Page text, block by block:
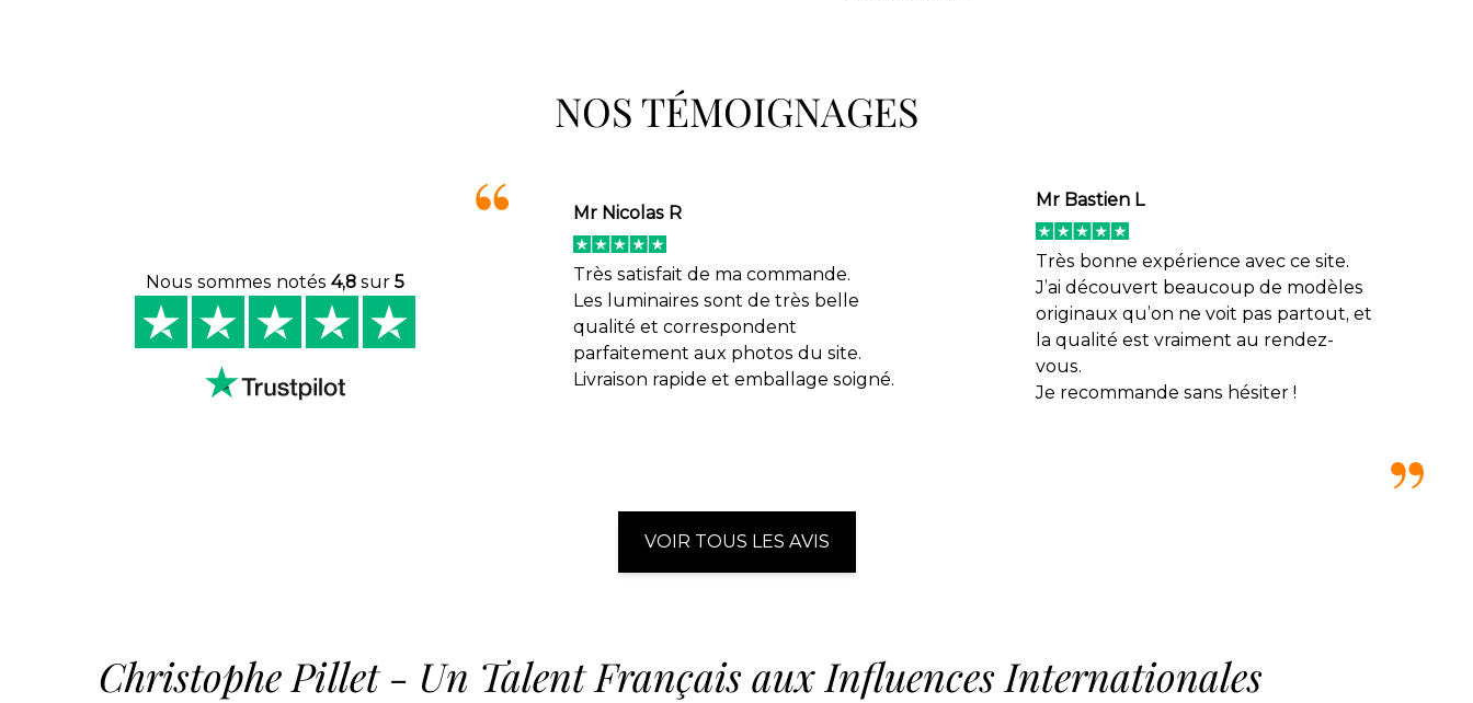
NOS TÉMOIGNAGES
Nous sommes notés 4,8sur 5
Mr Nicolas R
Très satisfait de ma commande.
Les luminaires sont de très belle
qualité et correspondent
parfaitement aux photos du site.
Livraison rapide et emballage soigné.
Mr Bastien L
Très bonne expérience avec ce site.
J’ai découvert beaucoup de modèles
originaux qu’on ne voit pas partout, et
la qualité est vraiment au rendez-
vous.
Je recommande sans hésiter !
VOIR TOUS LES AVIS
Christophe Pillet - Un Talent Français aux Influences Internationales